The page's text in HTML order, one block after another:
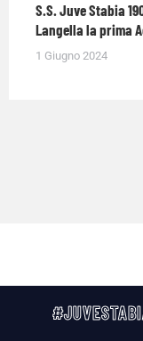
S.S. Juve Stabia
Langella la prima
1 Giugno 2024